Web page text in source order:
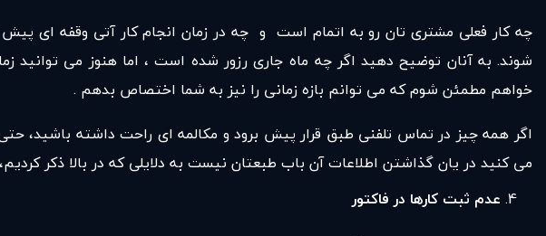
چه کار فعلی مشتری تان رو به اتمام است و چه در زمان انجام کار آتی وقفه ای
شوند. به آنان توضیح دهید اگر چه ماه جاری رزور شده است ، اما هنوز می توانید
خواهم مطمئن شوم که می توانم بازه زمانی را نیز به شما اختصاص بدهم .
اگر همه چیز در تماس تلفنی طبق قرار پیش برود و مکالمه ای راحت داشته باشید، حتی
می کنید در یان گذاشتن اطلاعات آن باب طبعتان نیست به دلایلی که در بالا ذکر
عدم ثبت کارها در فاکتور